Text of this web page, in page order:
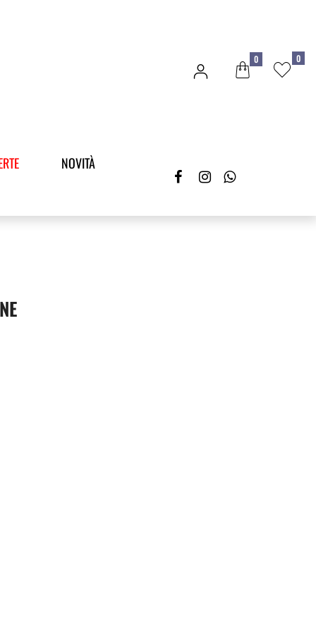
0 0
NOVITÀ